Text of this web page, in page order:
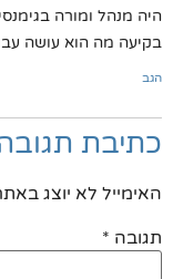
היה מנהל ומורה
בקיעה מה הוא עושה
הגב
כתיבת
האימייל לא יוצג
תגובה *